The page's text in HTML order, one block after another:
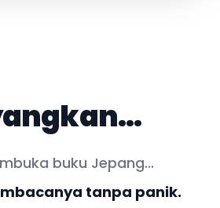
buku Jepang...
tanpa panik.